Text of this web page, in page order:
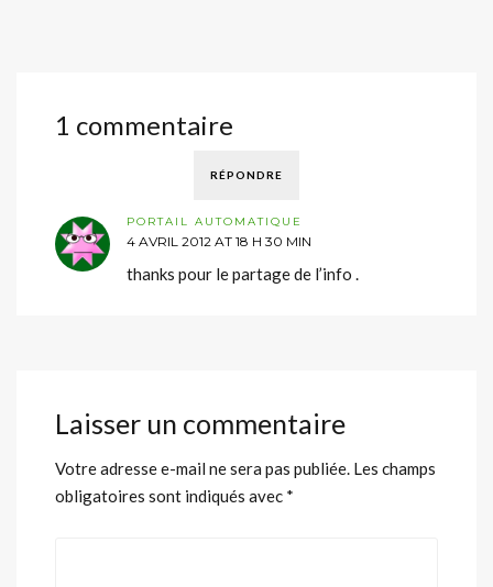
1 commentaire
RÉPONDRE
PORTAIL AUTOMATIQUE
4 AVRIL 2012 AT 18 H 30 MIN
thanks pour le partage de l’info .
Laisser un commentaire
Votre adresse e-mail ne sera pas publiée. Les champs
obligatoires sont indiqués avec *